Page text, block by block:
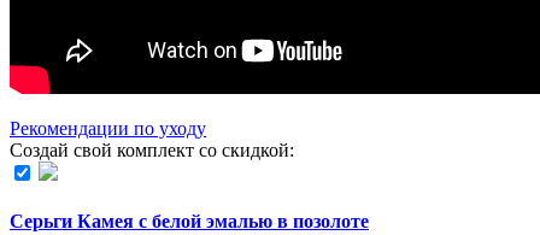
Рекомендации по уходу
Создай свой комплект со скидкой:
Серьги Камея с белой эмалью в позолоте